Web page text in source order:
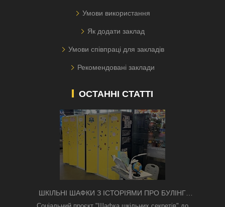
Умови використання
Як додати заклад
Умови співпраці для закладів
Рекомендовані заклади
ОСТАННІ СТАТТІ
ШКІЛЬНІ ШАФКИ З ІСТОРІЯМИ ПРО БУЛІНГ
З'ЯВИЛИСЯ В КИЄВІ